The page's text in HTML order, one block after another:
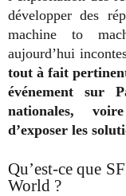
développer des
machine to
aujourd’hui
tout à fait
événement sur
nationales,
d’exposer les
Qu’est-ce que
World ?